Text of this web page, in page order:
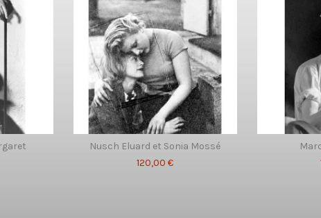
Nusch Eluard et Sonia Mossé
120,00 €